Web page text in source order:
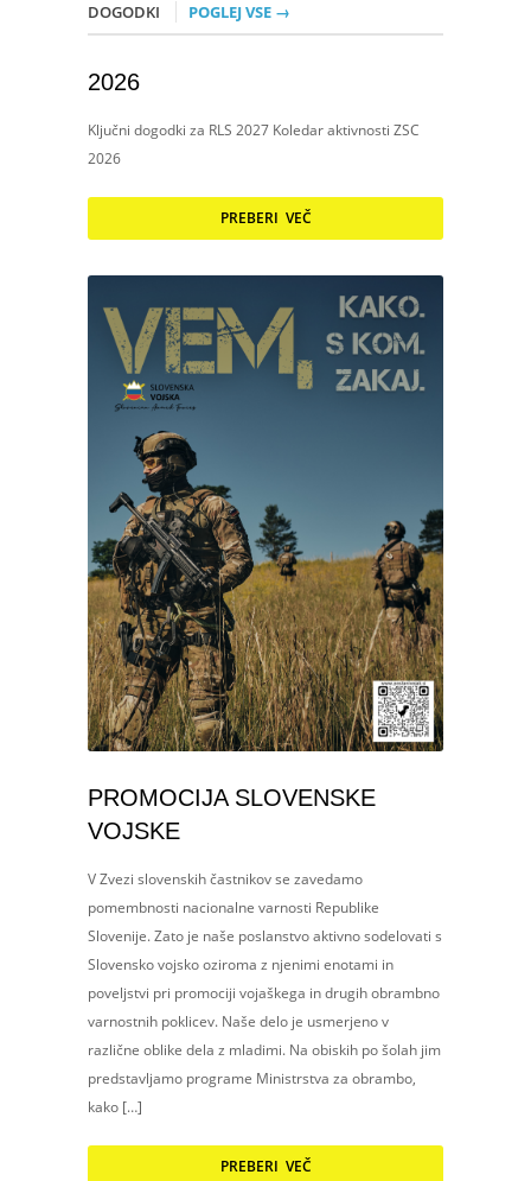
DOGODKI POGLEJ VSE →
2026
Ključni dogodki za RLS 2027 Koledar aktivnosti ZSC
2026
PREBERI VEČ
PROMOCIJA SLOVENSKE
VOJSKE
V Zvezi slovenskih častnikov se zavedamo
pomembnosti nacionalne varnosti Republike
Slovenije. Zato je naše poslanstvo aktivno sodelovati s
Slovensko vojsko oziroma z njenimi enotami in
poveljstvi pri promociji vojaškega in drugih obrambno
varnostnih poklicev. Naše delo je usmerjeno v
različne oblike dela z mladimi. Na obiskih po šolah jim
predstavljamo programe Ministrstva za obrambo,
kako […]
PREBERI VEČ